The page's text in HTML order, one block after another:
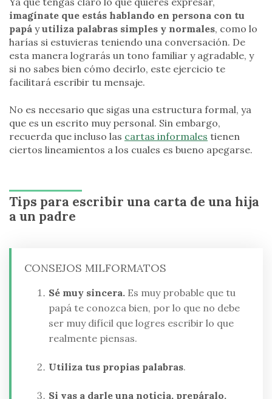
imagínate que estás hablando en persona con tu
papá yutiliza palabras simples y normales, como lo
harías si estuvieras teniendo una conversación. De
esta manera lograrás un tono familiar y agradable, y
si no sabes bien cómo decirlo, este ejercicio te
facilitará escribir tu mensaje.
No es necesario que sigas una estructura formal, ya
que es un escrito muy personal. Sin embargo,
recuerda que incluso las cartas informales tienen
ciertos lineamientos a los cuales es bueno apegarse.
Tips para escribir una carta de una hija
a un padre
CONSEJOS MILFORMATOS
Sé muy sincera.Es muy probable que tu
papá te conozca bien, por lo que no debe
ser muy difícil que logres escribir lo que
realmente piensas.
Utiliza tus propias palabras.
Si vas a darle una noticia, prepáralo.